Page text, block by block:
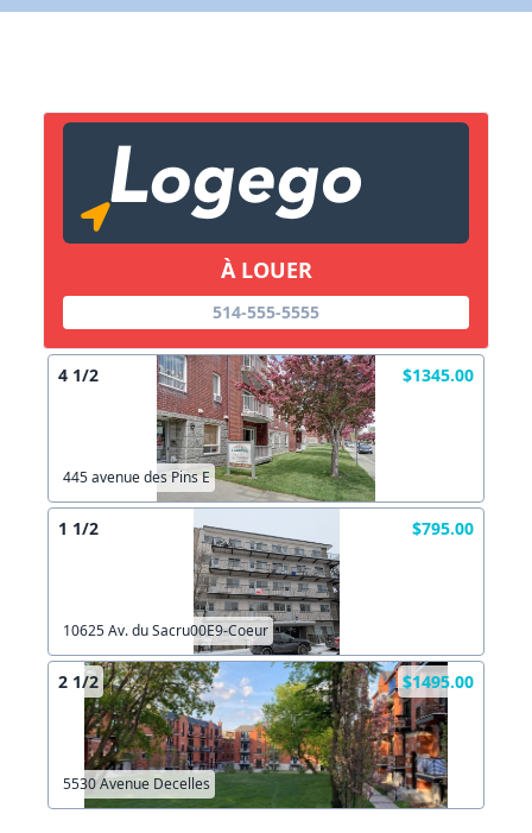
À LOUER
514-555-5555
4 1/2 $1345.00
445 avenue des Pins E
1 1/2 $795.00
10625 Av. du Sacru00E9-Coeur
2 1/2 $1495.00
5530 Avenue Decelles
Lien vers inscription (sera inclus dans courriel)
Copier lien
X Fermer